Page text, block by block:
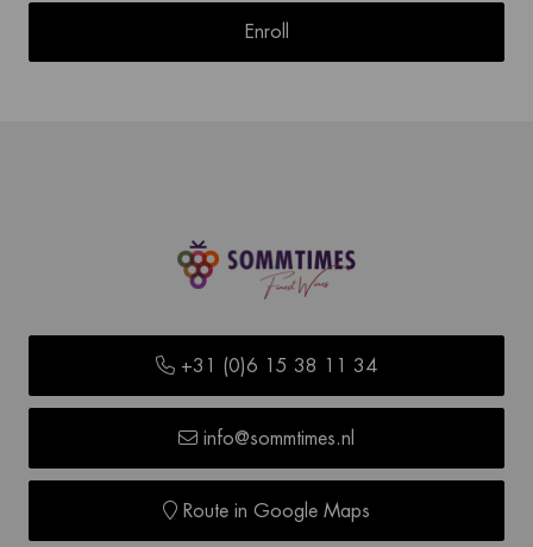
Enroll
+31 (0)6 15 38 11 34
info@sommtimes.nl
Route in Google Maps